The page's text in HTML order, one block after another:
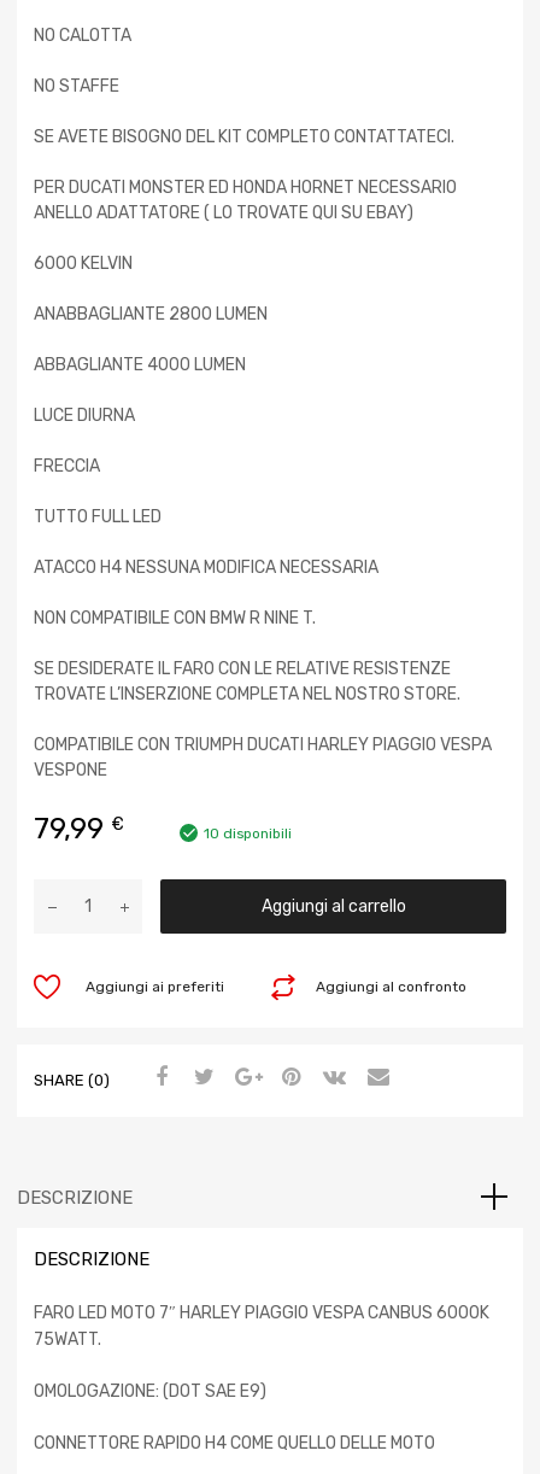
NO CALOTTA
NO STAFFE
SE AVETE BISOGNO DEL KIT COMPLETO CONTATTATECI.
PER DUCATI MONSTER ED HONDA HORNET NECESSARIO
ANELLO ADATTATORE ( LO TROVATE QUI SU EBAY)
6000 KELVIN
ANABBAGLIANTE 2800 LUMEN
ABBAGLIANTE 4000 LUMEN
LUCE DIURNA
FRECCIA
TUTTO FULL LED
ATACCO H4 NESSUNA MODIFICA NECESSARIA
NON COMPATIBILE CON BMW R NINE T.
SE DESIDERATE IL FARO CON LE RELATIVE RESISTENZE
TROVATE L’INSERZIONE COMPLETA NEL NOSTRO STORE.
COMPATIBILE CON TRIUMPH DUCATI HARLEY PIAGGIO VESPA
VESPONE
79,99 € 10 disponibili
Aggiungi al carrello
Aggiungi al confronto
Aggiungi ai preferiti
SHARE (0)
DESCRIZIONE
DESCRIZIONE
FARO LED MOTO 7″ HARLEY PIAGGIO VESPA CANBUS 6000K
75WATT.
OMOLOGAZIONE: (DOT SAE E9)
CONNETTORE RAPIDO H4 COME QUELLO DELLE MOTO